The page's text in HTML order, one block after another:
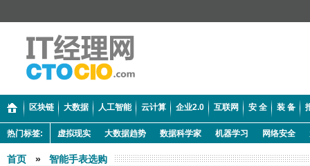
区块链 大数据 人工智能 云计算 企业2.0 互联网 安 全 装 备
热门标签: 虚拟现实 大数据趋势 数据科学家 机器学习 网络安全
首页 » 智能手表选购